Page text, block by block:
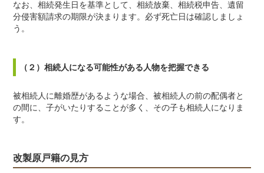
なお、相続発生日を基準として、相続放棄、相続税申告、遺留
分侵害額請求の期限が決まります。必ず死亡日は確認しましょ
う。
（２）相続人になる可能性がある人物を把握できる
被相続人に離婚歴があるような場合、被相続人の前の配偶者と
の間に、子がいたりすることが多く、その子も相続人になりま
す。
改製原戸籍の見方